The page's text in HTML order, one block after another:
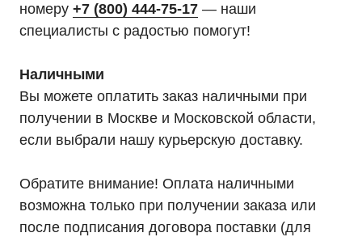
номеру +7 (800) 444-75-17 — наши
специалисты с радостью помогут!
Наличными
Вы можете оплатить заказ наличными при
получении в Москве и Московской области,
если выбрали нашу курьерскую доставку.
Обратите внимание! Оплата наличными
возможна только при получении заказа или
после подписания договора поставки (для
8 (800) 444-75-17 info@ibp-hiden.ru
Оставьте заявку на подбор ИБП
и наши менеджеры помогут вам
подобрать подходящий вариант